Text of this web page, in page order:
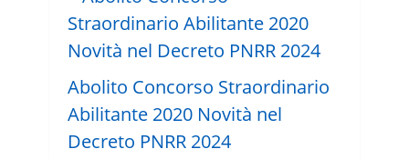
Abolito Concorso Straordinario
Abilitante 2020 Novità nel
Decreto PNRR 2024